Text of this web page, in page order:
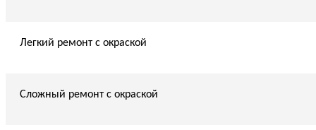
Легкий ремонт с окраской
Сложный ремонт с окраской